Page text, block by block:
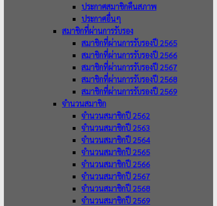
ประกาศสมาชิกคืนสภาพ
ประกาศอื่นๆ
สมาชิกที่ผ่านการรับรอง
สมาชิกที่ผ่านการรับรองปี 2565
สมาชิกที่ผ่านการรับรองปี 2566
สมาชิกที่ผ่านการรับรองปี 2567
สมาชิกที่ผ่านการรับรองปี 2568
สมาชิกที่ผ่านการรับรองปี 2569
จำนวนสมาชิก
จำนวนสมาชิกปี 2562
จำนวนสมาชิกปี 2563
จำนวนสมาชิกปี 2564
จำนวนสมาชิกปี 2565
จำนวนสมาชิกปี 2566
จำนวนสมาชิกปี 2567
จำนวนสมาชิกปี 2568
จำนวนสมาชิกปี 2569